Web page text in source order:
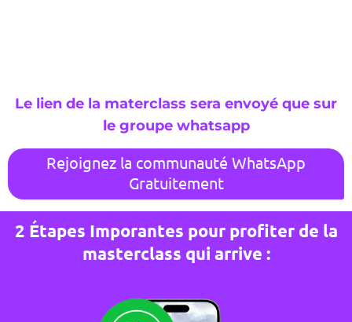
Le lien de la materclass sera envoyé que sur
le groupe whatsapp
Rejoignez la communauté WhatsApp
Gratuitement
2 Étapes Imporantes pour profiter de la
masterclass qui arrive :